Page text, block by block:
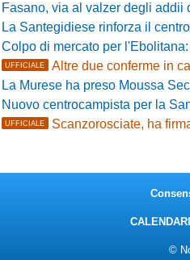
Fasano, via al valzer degli addii dopo l'esclusione
La Santegidiese rinforza il
Colpo di mercato per l'Ebolitana:
UFFICIALE Altre due conferme in
La Murese ha preso Moussa
Nuovo centrocampista per la
UFFICIALE Scanzorosciate, ha
©